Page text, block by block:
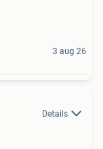
3 aug 26
Details